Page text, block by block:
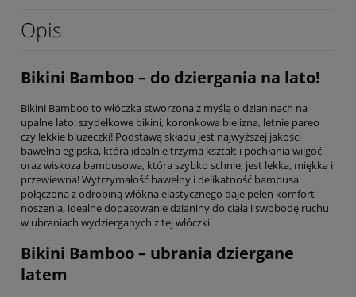
Opis
Bikini Bamboo – do dziergania na lato!
Bikini Bamboo to włóczka stworzona z myślą o dzianinach na
upalne lato: szydełkowe bikini, koronkowa bielizna, letnie pareo
czy lekkie bluzeczki! Podstawą składu jest najwyższej jakości
bawełna egipska, która idealnie trzyma kształt i pochłania wilgoć
oraz wiskoza bambusowa, która szybko schnie, jest lekka, miękka i
przewiewna! Wytrzymałość bawełny i delikatność bambusa
połączona z odrobiną włókna elastycznego daje pełen komfort
noszenia, idealne dopasowanie dzianiny do ciała i swobodę ruchu
w ubraniach wydzierganych z tej włóczki.
Bikini Bamboo – ubrania dziergane
latem